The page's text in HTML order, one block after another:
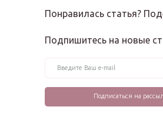
Понравилась статья?
Подпишитесь на новые